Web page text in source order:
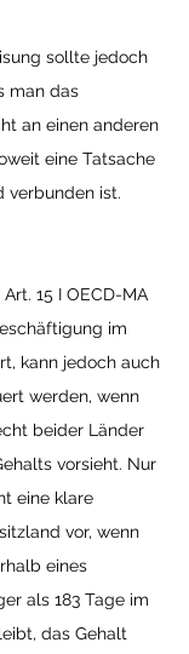
sollte jedoch
man das
an einen anderen
eine Tatsache
verbunden ist.
15 I OECD-MA
im
kann jedoch auch
werden, wenn
beider Länder
vorsieht. Nur
eine klare
vor, wenn
eines
als 183 Tage im
das Gehalt